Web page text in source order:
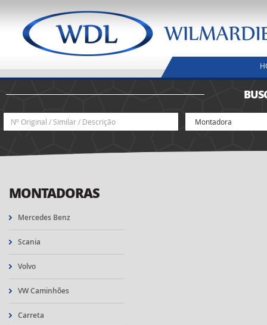
MONTADORAS
Mercedes Benz
Scania
Volvo
VW Caminhões
Carreta